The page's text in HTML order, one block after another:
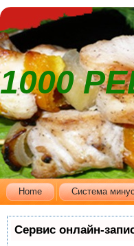
1000
Home Cистема
Сервис онлайн-